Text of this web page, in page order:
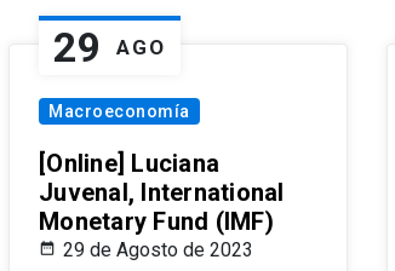
29 AGO
Macroeconomía
[Online] Luciana
Juvenal, International
Monetary Fund (IMF)
29 de Agosto de 2023